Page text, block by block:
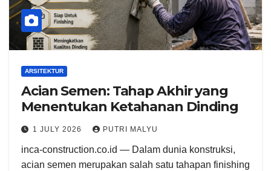
ARSITEKTUR
Acian Semen: Tahap Akhir yang
Menentukan Ketahanan Dinding
1 JULY 2026 PUTRI MALYU
inca-construction.co.id — Dalam dunia konstruksi,
acian semen merupakan salah satu tahapan finishing